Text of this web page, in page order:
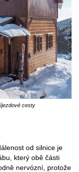
cesty
od silnice je
který obě části
nervózní, protože